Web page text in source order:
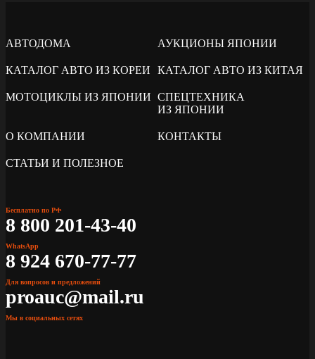
АВТОДОМА АУКЦИОНЫ ЯПОНИИ
КАТАЛОГ АВТО ИЗ КОРЕИ КАТАЛОГ АВТО ИЗ КИТАЯ
МОТОЦИКЛЫ ИЗ ЯПОНИИ СПЕЦТЕХНИКА
ИЗ ЯПОНИИ
О КОМПАНИИ КОНТАКТЫ
СТАТЬИ И ПОЛЕЗНОЕ
Бесплатно по РФ
8 800 201-43-40
WhatsApp
8 924 670-77-77
Для вопросов и предложений
proauc@mail.ru
Мы в социальных сетях